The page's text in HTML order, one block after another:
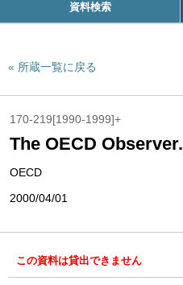
資料検索
所蔵一覧に戻る
170-219[1990-1999]+
The OECD Observer.
OECD
2000/04/01
この資料は貸出できません